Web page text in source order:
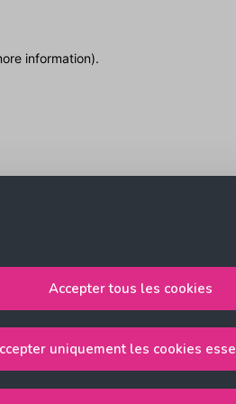
Accepter tous les cookies
uniquement les cookies
information).